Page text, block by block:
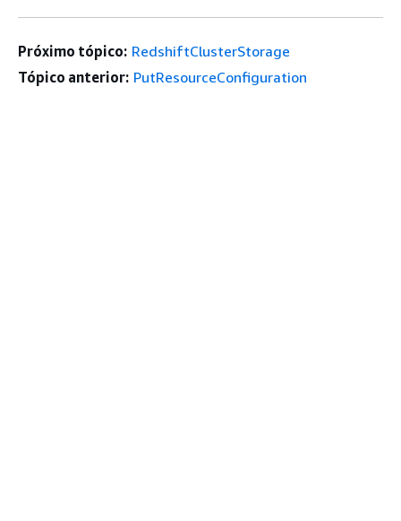
Próximo tópico: RedshiftClusterStorage
Tópico anterior: PutResourceConfiguration